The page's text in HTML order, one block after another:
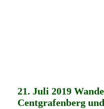
21. Juli 2019
Centgrafenberg